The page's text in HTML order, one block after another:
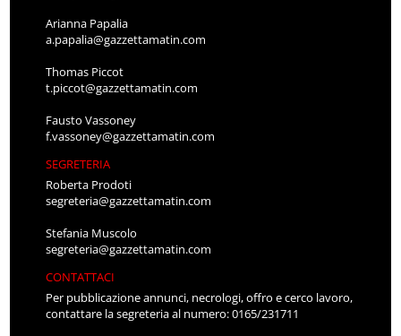
Arianna Papalia
a.papalia@gazzettamatin.com
Thomas Piccot
t.piccot@gazzettamatin.com
Fausto Vassoney
f.vassoney@gazzettamatin.com
SEGRETERIA
Roberta Prodoti
segreteria@gazzettamatin.com
Stefania Muscolo
segreteria@gazzettamatin.com
CONTATTACI
Per pubblicazione annunci, necrologi, offro e cerco lavoro,
contattare la segreteria al numero: 0165/231711